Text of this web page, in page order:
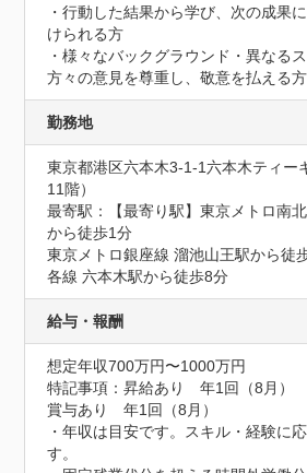
・行動した結果から学び、次の成果
けられる方
・様々なバックグラウンド・異なる
方々の意見を尊重し、敬意を払える方
勤務地
東京都港区六本木3-1-1六本木ティー
11階）
最寄駅：【最寄り駅】東京メトロ南
から徒歩1分
東京メトロ銀座線 溜池山王駅から徒
各線 六本木駅から徒歩8分
給与・報酬
想定年収700万円〜1000万円
特記事項：昇給あり　年1回（8月）
賞与あり　年1回（8月）
・年収は目安です。スキル・経験に
す。